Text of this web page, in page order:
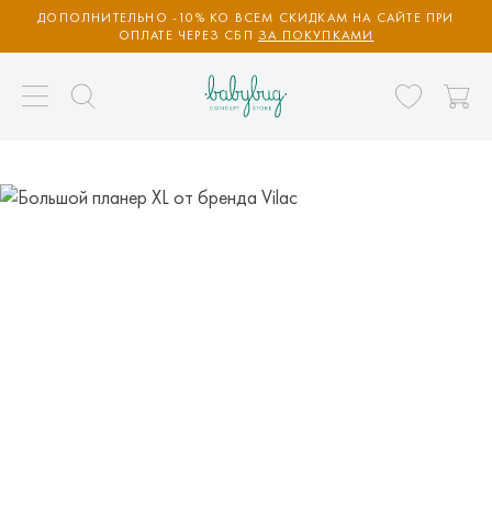
ДОПОЛНИТЕЛЬНО -10% КО ВСЕМ СКИДКАМ НА САЙТЕ ПРИ
ОПЛАТЕ ЧЕРЕЗ СБП ЗА ПОКУПКАМИ